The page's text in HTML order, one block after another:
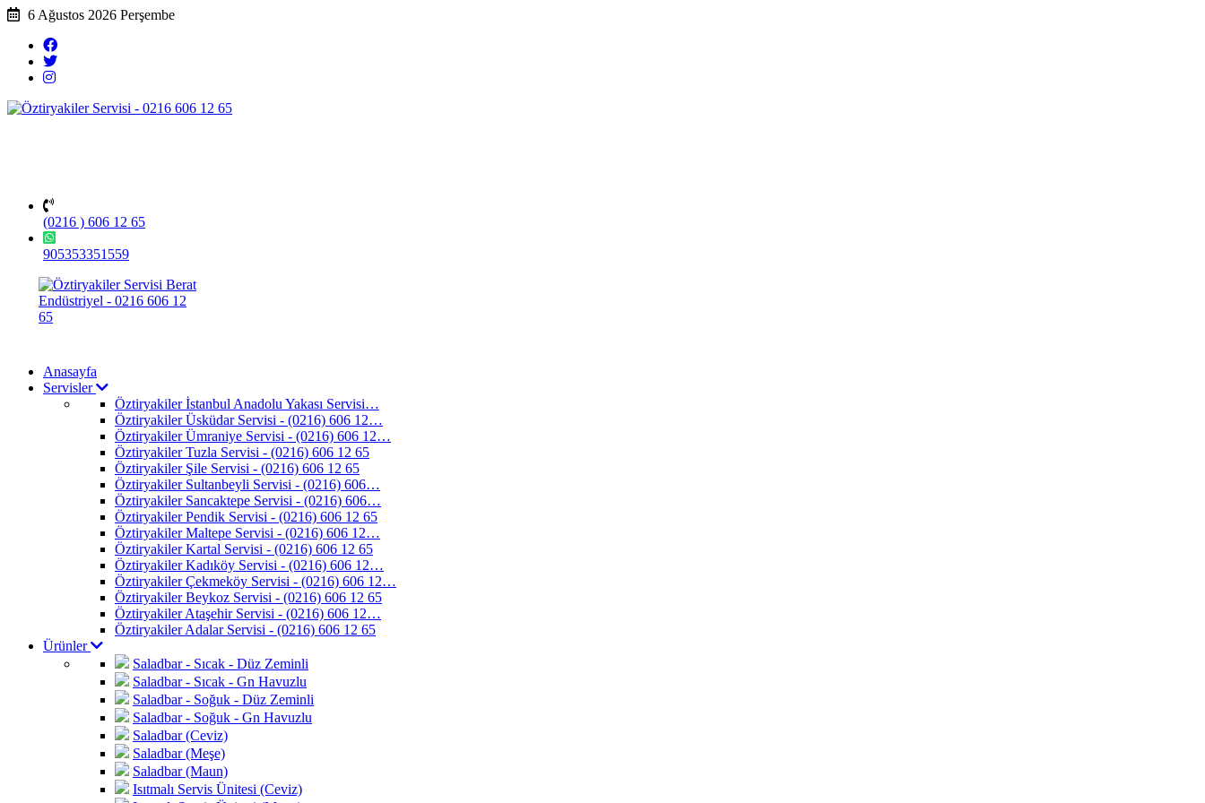
6 Ağustos 2026 Perşembe
(0216 ) 606 12 65
905353351559
Anasayfa
Servisler
Öztiryakiler İstanbul Anadolu Yakası Servisi…
Öztiryakiler Üsküdar Servisi - (0216) 606 12…
Öztiryakiler Ümraniye Servisi - (0216) 606 12…
Öztiryakiler Tuzla Servisi - (0216) 606 12 65
Öztiryakiler Şile Servisi - (0216) 606 12 65
Öztiryakiler Sultanbeyli Servisi - (0216) 606…
Öztiryakiler Sancaktepe Servisi - (0216) 606…
Öztiryakiler Pendik Servisi - (0216) 606 12 65
Öztiryakiler Maltepe Servisi - (0216) 606 12…
Öztiryakiler Kartal Servisi - (0216) 606 12 65
Öztiryakiler Kadıköy Servisi - (0216) 606 12…
Öztiryakiler Çekmeköy Servisi - (0216) 606 12…
Öztiryakiler Beykoz Servisi - (0216) 606 12 65
Öztiryakiler Ataşehir Servisi - (0216) 606 12…
Öztiryakiler Adalar Servisi - (0216) 606 12 65
Ürünler
Saladbar - Sıcak - Düz Zeminli
Saladbar - Sıcak - Gn Havuzlu
Saladbar - Soğuk - Düz Zeminli
Saladbar - Soğuk - Gn Havuzlu
Saladbar (Ceviz)
Saladbar (Meşe)
Saladbar (Maun)
Isıtmalı Servis Ünitesi (Ceviz)